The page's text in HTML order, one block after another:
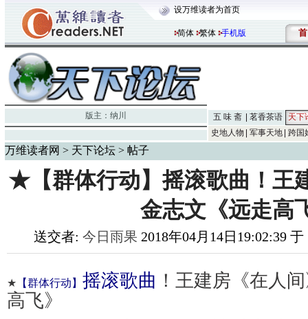
设万维读者为首页
简体 繁体 手机版 首
版主： 纳川 五 味 斋 茗香茶语
天下
史地人物
军事天地 跨国
万维读者网 > 天下论坛 > 帖子
★【群体行动】摇滚歌曲！王
金志文《远走高
送交者: 今日雨果 2018年04月14日19:02:39
★ 【群体行动】 摇滚歌曲 ！王建房《在人
高飞》